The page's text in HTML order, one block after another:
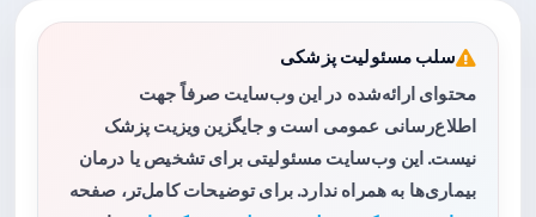
سلب مسئولیت پزشکی
محتوای ارائه‌شده در این وب‌سایت صرفاً جهت
اطلاع‌رسانی عمومی است و جایگزین ویزیت پزشک
نیست. این وب‌سایت مسئولیتی برای تشخیص یا درمان
بیماری‌ها به همراه ندارد. برای توضیحات کامل‌تر، صفحه